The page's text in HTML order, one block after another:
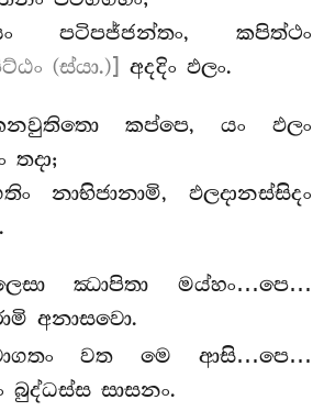
පටිපජ්ජන්තං, කපිත්ථං
(ස්යා.)]
අදදිං ඵලං.
කප්පෙ, යං ඵලං
තදා;
නාභිජානාමි, ඵලදානස්සිදං
ඣාපිතා මය්හං…පෙ…
අනාසවො.
වත මෙ ආසි…පෙ…
බුද්ධස්ස සාසනං.